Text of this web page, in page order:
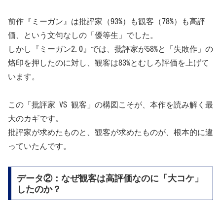
前作『ミーガン』は批評家（93%）も観客（78%）も高評
価、という文句なしの「優等生」でした。
しかし『ミーガン2.0』では、批評家が58%と「失敗作」の
烙印を押したのに対し、観客は83%とむしろ評価を上げて
います。
この「批評家 VS 観客」の構図こそが、本作を読み解く最
大のカギです。
批評家が求めたものと、観客が求めたものが、根本的に違
っていたんです。
データ②：なぜ観客は高評価なのに「大コケ」
したのか？